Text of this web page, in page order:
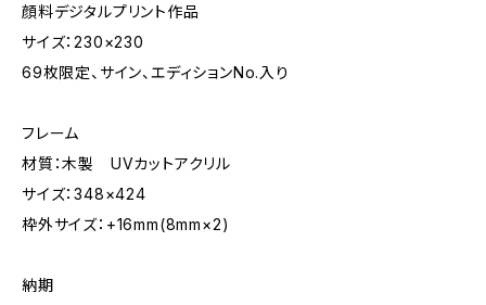
顔料デジタルプリント作品
サイズ：230×230
69枚限定、サイン、エディションNo.入り
フレーム
材質：木製 UVカットアクリル
サイズ：348×424
枠外サイズ：+16mm(8mm×2)
納期